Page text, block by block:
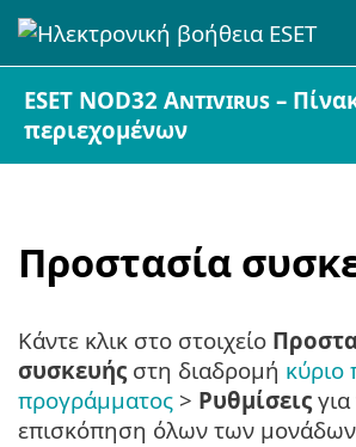
ESET NOD32 Antivirus –
περιεχομένων
Προστασία
Κάντε κλικ στο στοιχείο
συσκευής στη διαδρομή κύριο
προγράμματος > Ρυθμίσεις
επισκόπηση όλων των